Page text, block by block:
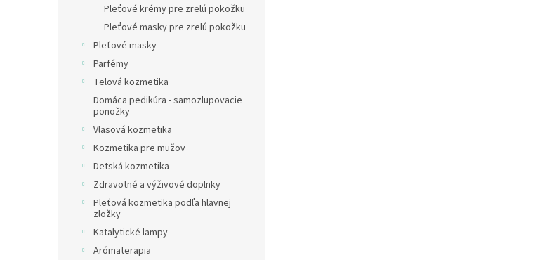
Pleťové krémy pre zrelú pokožku
Pleťové masky pre zrelú pokožku
Pleťové masky
Parfémy
Telová kozmetika
Domáca pedikúra - samozlupovacie
ponožky
Vlasová kozmetika
Kozmetika pre mužov
Detská kozmetika
Zdravotné a výživové doplnky
Pleťová kozmetika podľa hlavnej
zložky
Katalytické lampy
Arómaterapia